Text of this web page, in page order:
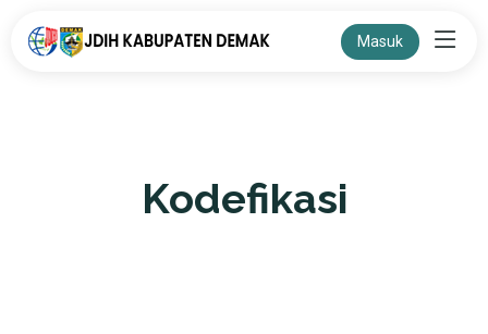
Masuk
Kodefikasi